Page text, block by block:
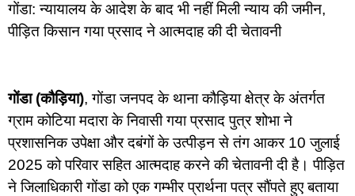
गोंडा: न्यायालय के आदेश के बाद भी नहीं मिली न्याय की जमीन,
पीड़ित किसान गया प्रसाद ने आत्मदाह की दी चेतावनी
गोंडा (कौड़िया), गोंडा जनपद के थाना कौड़िया क्षेत्र के अंतर्गत
ग्राम कोटिया मदारा के निवासी गया प्रसाद पुत्र शोभा ने
प्रशासनिक उपेक्षा और दबंगों के उत्पीड़न से तंग आकर 10 जुलाई
2025 को परिवार सहित आत्मदाह करने की चेतावनी दी है। पीड़ित
ने जिलाधिकारी गोंडा को एक गम्भीर प्रार्थना पत्र सौंपते हुए बताया